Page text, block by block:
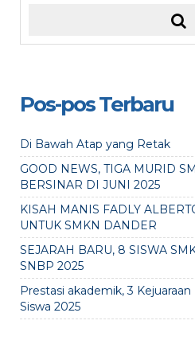
Pos-pos Terbaru
Di Bawah Atap yang Retak
GOOD NEWS, TIGA MURID
BERSINAR DI JUNI 2025
KISAH MANIS FADLY
UNTUK SMKN DANDER
SEJARAH BARU, 8 SISWA
SNBP 2025
Prestasi akademik, 3
Siswa 2025